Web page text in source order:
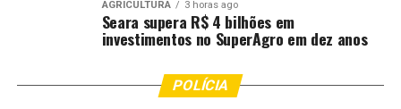
territoriais e culturais dos povos indígenas. A
consolidação dessa agenda exige cooperação
regional”, afirmou a secretária de Saúde Indígena,
AGRICULTURA 3 horas ago
Seara supera R$ 4 bilhões em
investimentos no SuperAgro em dez anos
POLÍCIA